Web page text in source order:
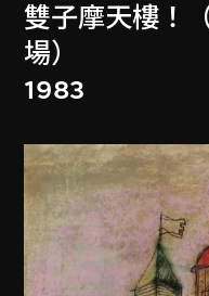
雙子摩天樓！
場）
1983